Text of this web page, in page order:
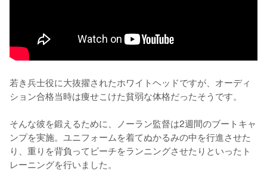
若き兵士役に大抜擢されたホワイトヘッドですが、オーディ
ション合格当時は痩せこけた貧弱な体格だったそうです。
そんな彼を鍛えるために、ノーラン監督は2週間のブートキャ
ンプを実施。ユニフォームを着てぬかるみの中を行進させた
り、重りを背負ってビーチをランニングさせたりといったト
レーニングを行いました。